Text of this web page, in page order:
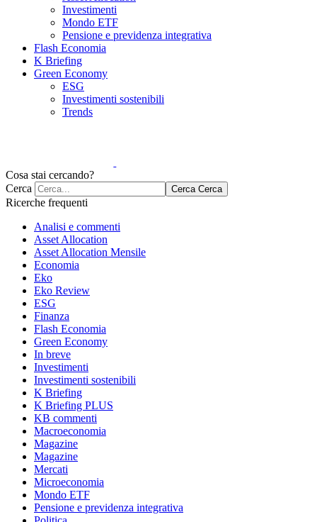
Investimenti
Mondo ETF
Pensione e previdenza integrativa
Flash Economia
K Briefing
Green Economy
ESG
Investimenti sostenibili
Trends
Cosa stai cercando?
Cerca
Cerca Cerca
Ricerche frequenti
Analisi e commenti
Asset Allocation
Asset Allocation Mensile
Economia
Eko
Eko Review
ESG
Finanza
Flash Economia
Green Economy
In breve
Investimenti
Investimenti sostenibili
K Briefing
K Briefing PLUS
KB commenti
Macroeconomia
Magazine
Magazine
Mercati
Microeconomia
Mondo ETF
Pensione e previdenza integrativa